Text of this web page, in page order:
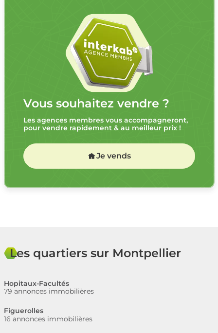
Vous souhaitez vendre ?
Les agences membres vous accompagneront,
pour vendre rapidement & au meilleur prix !
Je vends
Les quartiers sur Montpellier
Hopitaux-Facultés
79 annonces immobilières
Figuerolles
16 annonces immobilières